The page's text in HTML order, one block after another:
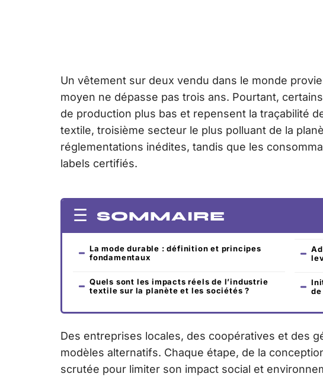
Un vêtement sur deux vendu dans le monde
moyen ne dépasse pas trois ans. Pourtant,
de production plus bas et repensent la traçabilité
textile, troisième secteur le plus polluant de la
réglementations inédites, tandis que les
labels certifiés.
SOMMAIRE
La mode durable : définition et principes
fondamentaux
Quels sont les impacts réels de l’industrie
textile sur la planète et les sociétés ?
de
Des entreprises locales, des coopératives et des
modèles alternatifs. Chaque étape, de la
scrutée pour limiter son impact social et